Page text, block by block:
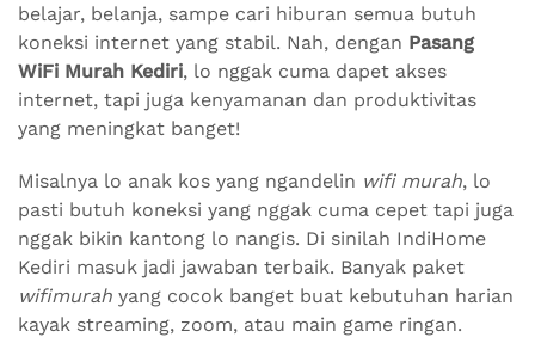
belajar, belanja, sampe cari hiburan semua butuh
koneksi internet yang stabil. Nah, dengan Pasang
WiFi Murah Kediri, lo nggak cuma dapet akses
internet, tapi juga kenyamanan dan produktivitas
yang meningkat banget!
Misalnya lo anak kos yang ngandelin wifi murah, lo
pasti butuh koneksi yang nggak cuma cepet tapi juga
nggak bikin kantong lo nangis. Di sinilah IndiHome
Kediri masuk jadi jawaban terbaik. Banyak paket
wifimurah yang cocok banget buat kebutuhan harian
kayak streaming, zoom, atau main game ringan.